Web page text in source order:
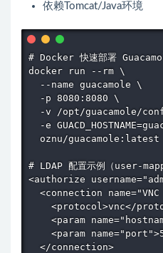
依赖Tomcat/Java环境
# Docker 快速部署
docker run --rm \
  --name guacamole \
  -p 8080:8080 \
-v /opt/guacamole/
-e
  oznu/guacamole:latest
# LDAP 配置示例（user-
<authorize
<connection name="VNC
<protocol>vnc</
<param
<param
  </connection>